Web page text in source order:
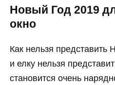
Новый Год 2019
окно
Как нельзя представить
и елку нельзя
становится очень